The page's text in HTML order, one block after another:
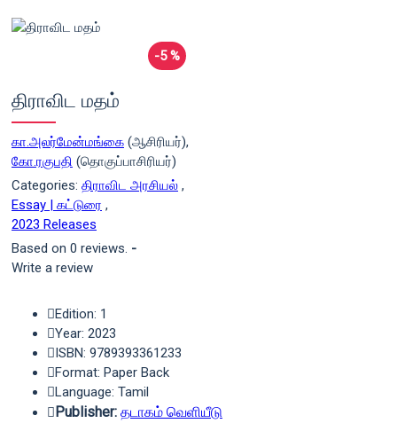
-5 %
திராவிட மதம்
கா.அலர்மேன்மங்கை (ஆசிரியர்),
கோ.ரகுபதி (தொகுப்பாசிரியர்)
Categories: திராவிட அரசியல் ,
Essay | கட்டுரை ,
2023 Releases
Based on 0 reviews. -
Write a review
Edition: 1
Year: 2023
ISBN: 9789393361233
Format: Paper Back
Language: Tamil
Publisher: தடாகம் வெளியீடு